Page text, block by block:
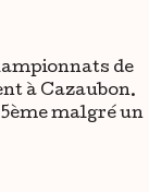
de
à Cazaubon.
malgré un